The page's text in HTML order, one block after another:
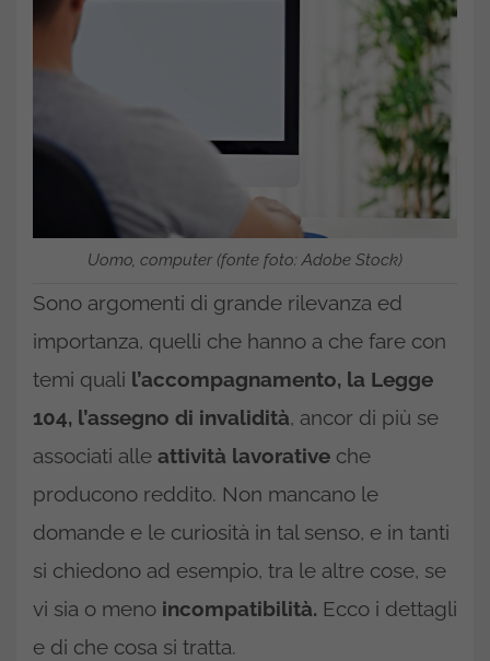
Uomo, computer (fonte foto: Adobe Stock)
Sono argomenti di grande rilevanza ed
importanza, quelli che hanno a che fare con
temi quali l’accompagnamento, la Legge
104, l’assegno di invalidità, ancor di più se
associati alle attività lavorative che
producono reddito. Non mancano le
domande e le curiosità in tal senso, e in tanti
si chiedono ad esempio, tra le altre cose, se
vi sia o meno incompatibilità. Ecco i dettagli
e di che cosa si tratta.